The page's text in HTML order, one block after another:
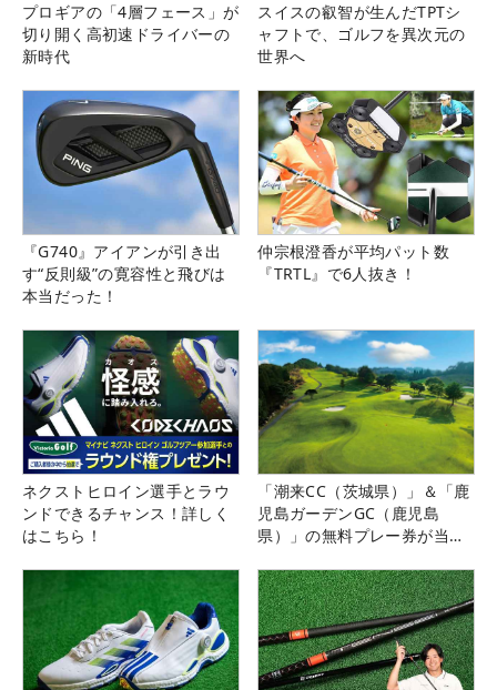
プロギアの「4層フェース」が
切り開く高初速ドライバーの
新時代
スイスの叡智が生んだTPTシ
ャフトで、ゴルフを異次元の
世界へ
『G740』アイアンが引き出
す“反則級”の寛容性と飛びは
本当だった！
仲宗根澄香が平均パット数
『TRTL』で6人抜き！
ネクストヒロイン選手とラウ
ンドできるチャンス！詳しく
はこちら！
「潮来CC（茨城県）」＆「鹿
児島ガーデンGC（鹿児島
県）」の無料プレー券が当た